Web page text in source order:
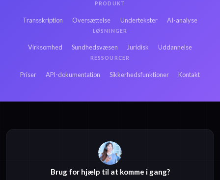
PRODUKT
Transskription Oversættelse Undertekster AI-analyse
LØSNINGER
Virksomhed Sundhedsvæsen Juridisk Uddannelse
RESSOURCER
Priser API-dokumentation Sikkerhedsfunktioner Kontakt
Brug for hjælp til at komme i gang?